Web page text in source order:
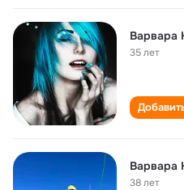
Варвара
35 лет
Варвара
38 лет